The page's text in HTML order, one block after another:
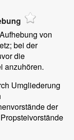
von
bei der
die
anzuhören.
Umgliederung
der